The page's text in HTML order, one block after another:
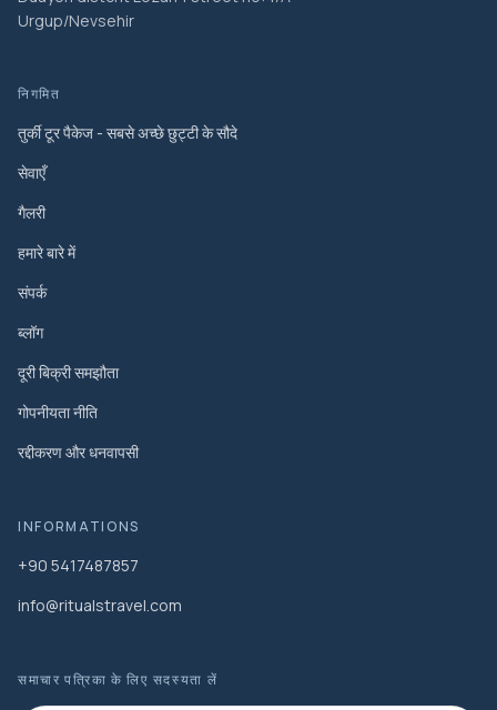
Urgup/Nevsehir
निगमित
तुर्की टूर पैकेज - सबसे अच्छे छुट्टी के सौदे
सेवाएँ
गैलरी
हमारे बारे में
संपर्क
ब्लॉग
दूरी बिक्री समझौता
गोपनीयता नीति
रद्दीकरण और धनवापसी
INFORMATIONS
+90 5417487857
info@ritualstravel.com
समाचार पत्रिका के लिए सदस्यता लें